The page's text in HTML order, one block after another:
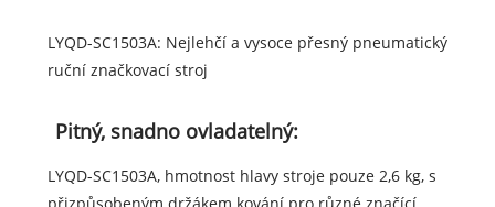
LYQD-SC1503A: Nejlehčí a vysoce přesný pneumatický
ruční značkovací stroj
Pitný, snadno ovladatelný:
LYQD-SC1503A, hmotnost hlavy stroje pouze 2,6 kg, s